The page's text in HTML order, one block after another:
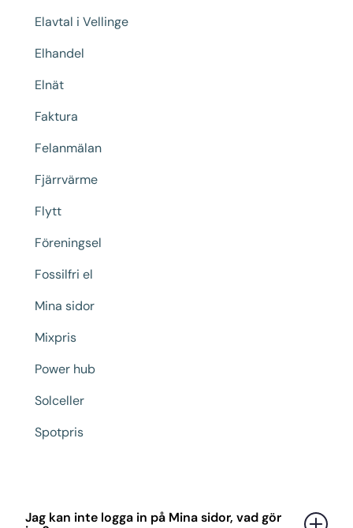
Elavtal i Vellinge
Elhandel
Elnät
Faktura
Felanmälan
Fjärrvärme
Flytt
Föreningsel
Fossilfri el
Mina sidor
Mixpris
Power hub
Solceller
Spotpris
Jag kan inte logga in på Mina sidor, vad gör